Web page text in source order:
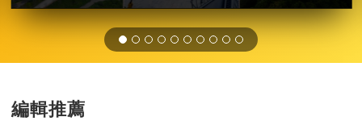
編輯推薦